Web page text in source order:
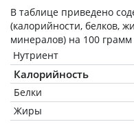
В таблице приведено
(калорийности, белков,
минералов) на 100 грамм
Нутриент
Калорийность
Белки
Жиры